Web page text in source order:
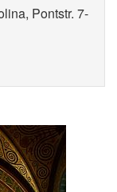
Pontstr. 7-